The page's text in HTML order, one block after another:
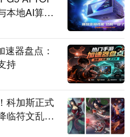
本地AI算力
器盘点：
持
科加斯正式
临符文乱